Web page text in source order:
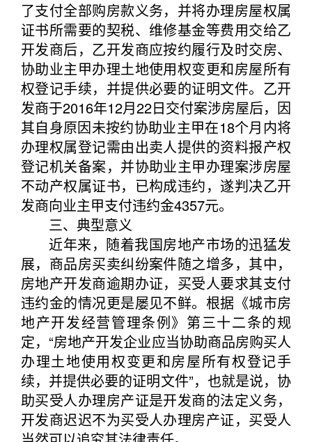
了支付全部购房款义务，并将办理房屋权属
证书所需要的契税、维修基金等费用交给乙
开发商后，乙开发商应按约履行及时交房、
协助业主甲办理土地使用权变更和房屋所有
权登记手续，并提供必要的证明文件。乙开
发商于2016年12月22日交付案涉房屋后，因
其自身原因未按约协助业主甲在18个月内将
办理权属登记需由出卖人提供的资料报产权
登记机关备案，并协助业主甲办理案涉房屋
不动产权属证书，已构成违约，遂判决乙开
发商向业主甲支付违约金4357元。
三、典型意义
近年来，随着我国房地产市场的迅猛发
展，商品房买卖纠纷案件随之增多，其中，
房地产开发商逾期办证，买受人要求其支付
违约金的情况更是屡见不鲜。根据《城市房
地产开发经营管理条例》第三十二条的规
定，“房地产开发企业应当协助商品房购买人
办理土地使用权变更和房屋所有权登记手
续，并提供必要的证明文件”，也就是说，协
助买受人办理房产证是开发商的法定义务，
开发商迟迟不为买受人办理房产证，买受人